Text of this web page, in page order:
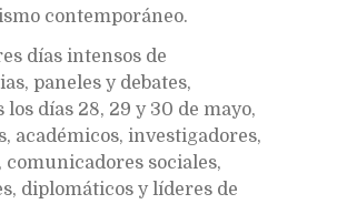
contemporáneo.
días intensos de
paneles y debates,
los días 28, 29 y 30 de mayo,
académicos, investigadores,
comunicadores sociales,
diplomáticos y líderes de